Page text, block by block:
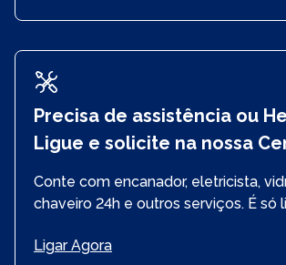
Já sou segurado e preciso
seguro.
Precisa de assistência ou
Ligue e solicite na nossa
Conte com encanador, eletricista,
chaveiro 24h e outros serviços. É só
Ligar Agora